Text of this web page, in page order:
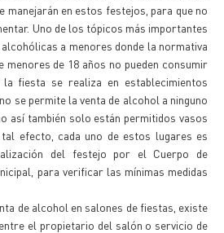
manejarán en estos festejos, para que no
Uno de los tópicos más importantes
a menores donde la normativa
menores de 18 años no pueden consumir
fiesta se realiza en establecimientos
se permite la venta de alcohol a ninguno
así también solo están permitidos vasos
efecto, cada uno de estos lugares es
del festejo por el Cuerpo de
para verificar las mínimas medidas
de alcohol en salones de fiestas, existe
el propietario del salón o servicio de